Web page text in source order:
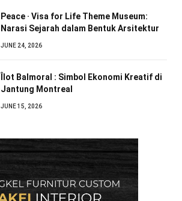
Peace · Visa for Life Theme Museum:
Narasi Sejarah dalam Bentuk Arsitektur
JUNE 24, 2026
Îlot Balmoral : Simbol Ekonomi Kreatif di
Jantung Montreal
JUNE 15, 2026